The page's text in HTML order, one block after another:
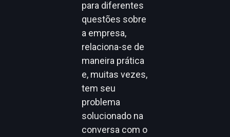
para diferentes
questões sobre
a empresa,
relaciona-se de
maneira prática
e, muitas vezes,
tem seu
problema
solucionado na
conversa com o